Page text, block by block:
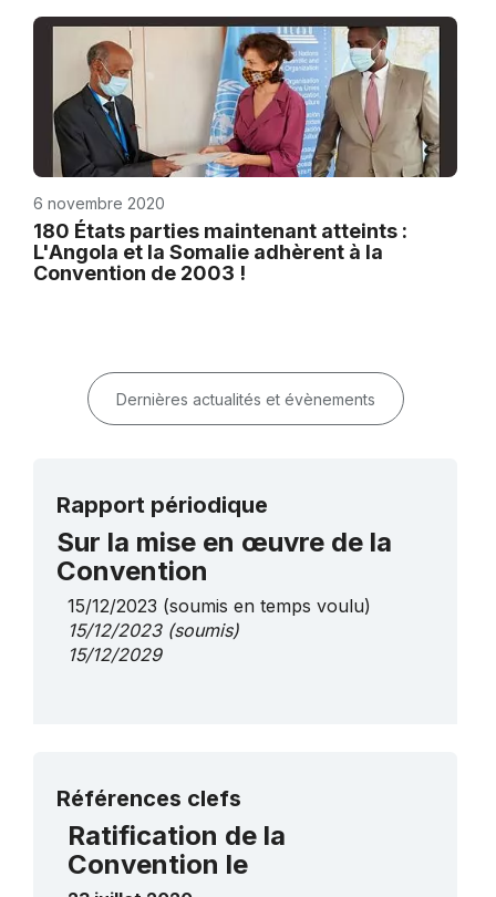
6 novembre 2020
180 États parties maintenant atteints :
L'Angola et la Somalie adhèrent à la
Convention de 2003 !
Dernières actualités et évènements
Rapport périodique
Sur la mise en œuvre de la
Convention
15/12/2023 (soumis en temps voulu)
15/12/2023(soumis)
15/12/2029
Références clefs
Ratification de la
Convention le